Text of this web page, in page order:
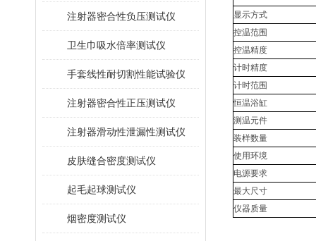
注射器密合性负压测试仪
卫生巾吸水倍率测试仪
手套线性耐切割性能试验仪
注射器密合性正压测试仪
注射器滑动性泄漏性测试仪
皮肤缝合密度测试仪
起毛起球测试仪
烟密度测试仪
显示方式
控温范围
控温精度
计时精度
计时范围
恒温浴缸
测温元件
装样数量
使用环境
电源要求
最大尺寸
仪器质量